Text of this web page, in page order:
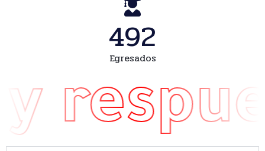
492
Egresados